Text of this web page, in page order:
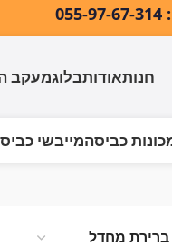
חנותאודותבלוגמעקב
כביסהמייבשי